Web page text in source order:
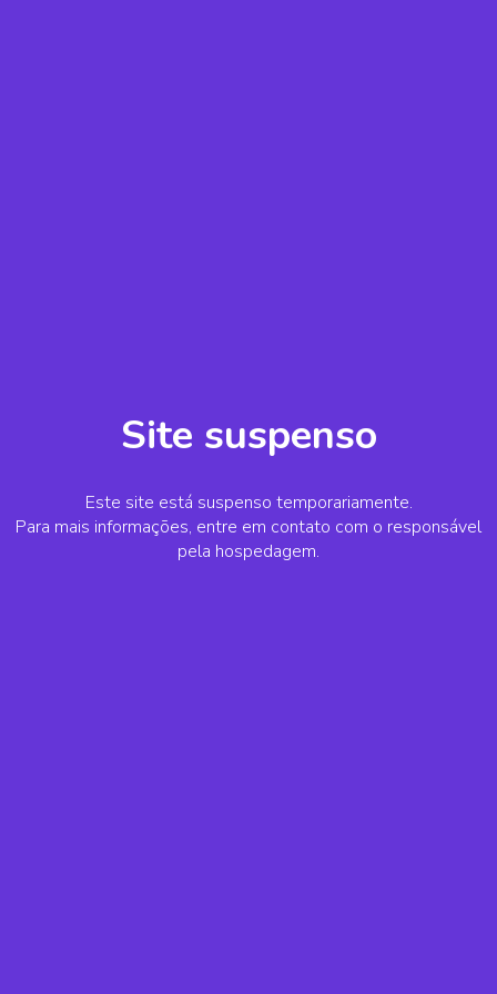
Site suspenso
Este site está suspenso temporariamente.
Para mais informações, entre em contato com o responsável
pela hospedagem.